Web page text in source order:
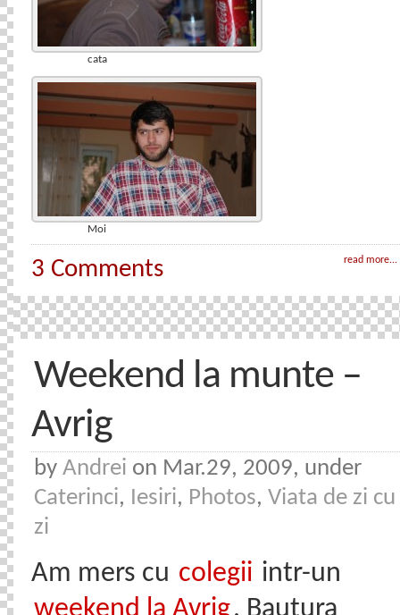
cata
Moi
read more...
3 Comments
Weekend la munte –
Avrig
by Andrei on Mar.29, 2009, under
Caterinci, Iesiri, Photos, Viata de zi cu
zi
Am mers cu colegii intr-un